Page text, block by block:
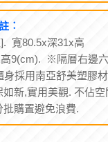
︰
寬80.5x深31x高
高9(cm). ※隔層右邊
採用南亞舒美塑膠
新,實用美觀. 不佔空
購置避免浪費.